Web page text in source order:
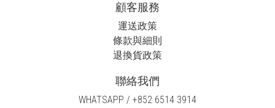
顧客服務
運送政策
條款與細則
退換貨政策
聯絡我們
WHATSAPP / +852 6514 3914